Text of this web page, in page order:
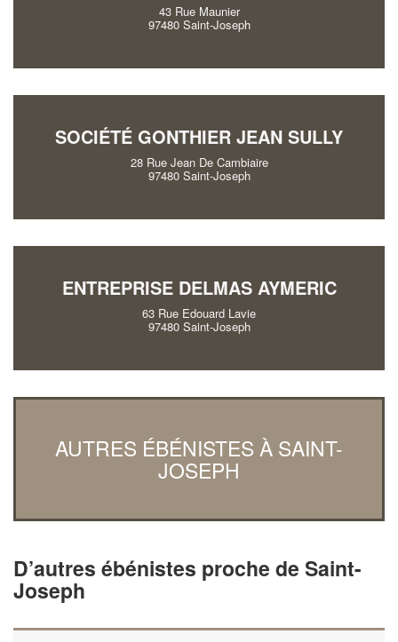
43 Rue Maunier
97480 Saint-Joseph
SOCIÉTÉ GONTHIER JEAN SULLY
28 Rue Jean De Cambiaire
97480 Saint-Joseph
ENTREPRISE DELMAS AYMERIC
63 Rue Edouard Lavie
97480 Saint-Joseph
AUTRES ÉBÉNISTES À SAINT-
JOSEPH
D’autres ébénistes proche de Saint-
Joseph